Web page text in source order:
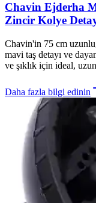
Chavin Ejderha
Zincir Kolye
Chavin'in 75 cm
mavi taş detayı ve
ve şıklık için ideal,
Daha fazla bilgi edinin